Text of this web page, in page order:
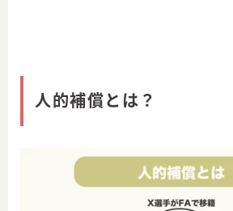
人的補償とは？